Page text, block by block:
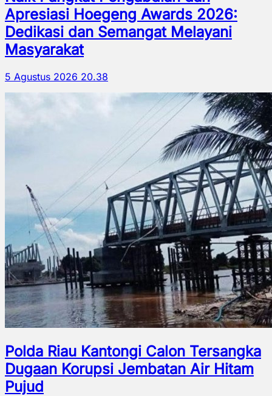
Apresiasi Hoegeng Awards 2026:
Dedikasi dan Semangat Melayani
Masyarakat
5 Agustus 2026 20.38
Polda Riau Kantongi Calon Tersangka
Dugaan Korupsi Jembatan Air Hitam
Pujud